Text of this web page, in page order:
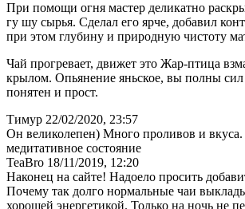
При помощи огня мастер деликатно
гу шу сырья. Сделал его ярче, добавил
при этом глубину и природную чистоту
Чай прогревает, движет это Жар-птица
крылом. Опьянение яньское, вы полны
понятен и прост.
Тимур 22/02/2020, 23:57
Он великолепен) Много проливов и вкуса.
медитативное состояние
TeaBro 18/11/2019, 12:20
Наконец на сайте! Надоело просить
Почему так долго нормальные чаи
хорошей энергетикой. Только на ночь не